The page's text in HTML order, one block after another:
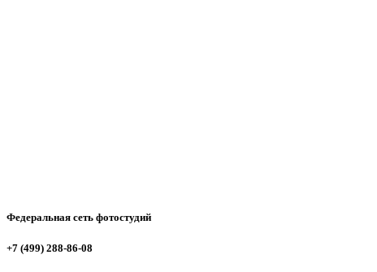
Федеральная сеть фотостудий
+7 (499) 288-86-08